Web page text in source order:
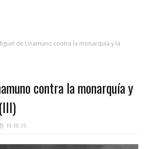
de Unamuno contra la monarquía y la
contra la monarquía y
19.10.15